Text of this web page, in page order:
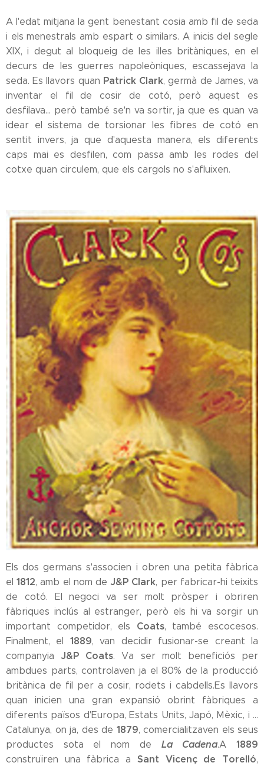
A l'edat mitjana la gent benestant cosia amb fil de seda
i els menestrals amb espart o similars. A inicis del segle
XIX, i degut al bloqueig de les illes britàniques, en el
decurs de les guerres napoleòniques, escassejava la
seda. Es llavors quan Patrick Clark, germà de James, va
inventar el fil de cosir de cotó, però aquest es
desfilava... però també se'n va sortir, ja que es quan va
idear el sistema de torsionar les fibres de cotó en
sentit invers, ja que d'aquesta manera, els diferents
caps mai es desfilen, com passa amb les rodes del
cotxe quan circulem, que els cargols no s'afluixen.
Els dos germans s'associen i obren una petita fàbrica
el1812, amb el nom de J&P Clark, per fabricar-hi teixits
de cotó. El negoci va ser molt pròsper i obriren
fàbriques inclús al estranger, però els hi va sorgir un
important competidor, els Coats, també escocesos.
Finalment, el 1889, van decidir fusionar-se creant la
companyia J&P Coats. Va ser molt beneficiós per
ambdues parts, controlaven ja el 80% de la producció
britànica de fil per a cosir, rodets i cabdells.Es llavors
quan inicien una gran expansió obrint fàbriques a
diferents països d'Europa, Estats Units, Japó, Mèxic, i ...
Catalunya, on ja, des de 1879, comercialitzaven els seus
productes sota el nom de La Cadena.A1889
construïren una fàbrica a Sant Vicenç de Torelló,